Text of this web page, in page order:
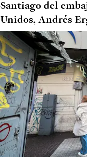
Santiago del
Unidos, Andrés